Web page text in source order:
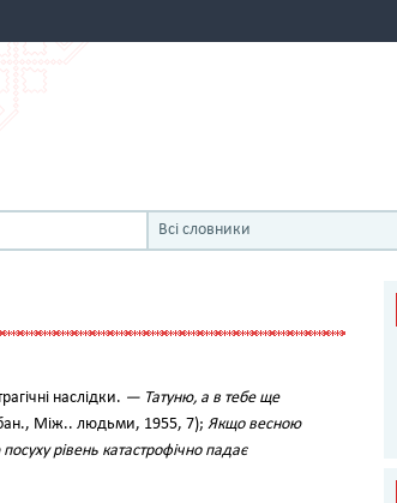
Всі словники
наслідки. — Татуню, а в тебе ще
Між.. людьми, 1955, 7); Якщо весною
рівень катастрофічно падає